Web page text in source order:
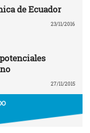
de Ecuador
23/11/2016
27/11/2015